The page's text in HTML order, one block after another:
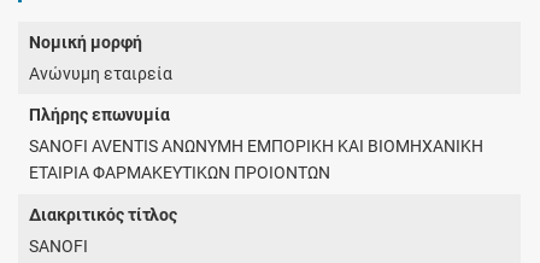
Νομική μορφή
Ανώνυμη εταιρεία
Πλήρης επωνυμία
SANOFI AVENTIS ΑΝΩΝΥΜΗ ΕΜΠΟΡΙΚΗ ΚΑΙ ΒΙΟΜΗΧΑΝΙΚΗ
ΕΤΑΙΡΙΑ ΦΑΡΜΑΚΕΥΤΙΚΩΝ ΠΡΟΙΟΝΤΩΝ
Διακριτικός τίτλος
SANOFI